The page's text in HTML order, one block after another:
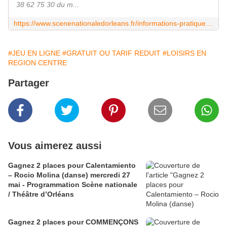
38 62 75 30 du m...
#JEU EN LIGNE #GRATUIT OU TARIF REDUIT #LOISIRS EN
REGION CENTRE
Partager
Vous aimerez aussi
Gagnez 2 places pour Calentamiento
– Rocio Molina (danse) mercredi 27
mai - Programmation Scène nationale
/ Théâtre d’Orléans
Gagnez 2 places pour COMMENÇONS